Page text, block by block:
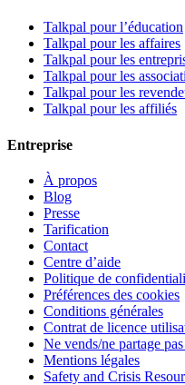
Talkpal pour l’éducation
Talkpal pour les affaires
Talkpal pour les
Talkpal pour les
Talkpal pour les
Talkpal pour les affiliés
Entreprise
À propos
Blog
Presse
Tarification
Contact
Centre d’aide
Politique de
Préférences des cookies
Conditions générales
Contrat de licence
Ne vends/ne partage
Mentions légales
Safety and Crisis